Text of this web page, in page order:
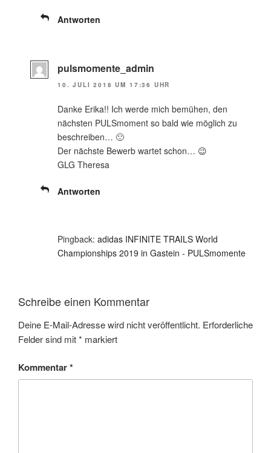
Antworten
pulsmomente_admin
10. JULI 2018 UM 17:36 UHR
Danke Erika!! Ich werde mich bemühen, den
nächsten PULSmoment so bald wie möglich zu
beschreiben… 🙂
Der nächste Bewerb wartet schon… 😉
GLG Theresa
Antworten
Pingback: adidas INFINITE TRAILS World
Championships 2019 in Gastein - PULSmomente
Schreibe einen Kommentar
Deine E-Mail-Adresse wird nicht veröffentlicht. Erforderliche
Felder sind mit* markiert
Kommentar*